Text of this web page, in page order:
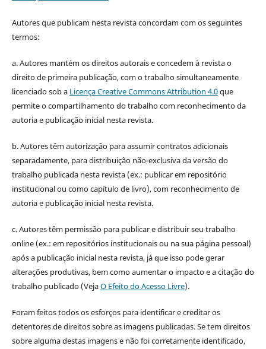
Autores que publicam nesta revista concordam com os seguintes
termos:
a. Autores mantém os direitos autorais e concedem à revista o
direito de primeira publicação, com o trabalho simultaneamente
licenciado sob a Licença Creative Commons Attribution 4.0que
permite o compartilhamento do trabalho com reconhecimento da
autoria e publicação inicial nesta revista.
b. Autores têm autorização para assumir contratos adicionais
separadamente, para distribuição não-exclusiva da versão do
trabalho publicada nesta revista (ex.: publicar em repositório
institucional ou como capítulo de livro), com reconhecimento de
autoria e publicação inicial nesta revista.
c. Autores têm permissão para publicar e distribuir seu trabalho
online (ex.: em repositórios institucionais ou na sua página pessoal)
após a publicação inicial nesta revista, já que isso pode gerar
alterações produtivas, bem como aumentar o impacto e a citação do
trabalho publicado (VejaO Efeito do Acesso Livre).
Foram feitos todos os esforços para identificar e creditar os
detentores de direitos sobre as imagens publicadas. Se tem direitos
sobre alguma destas imagens e não foi corretamente identificado,